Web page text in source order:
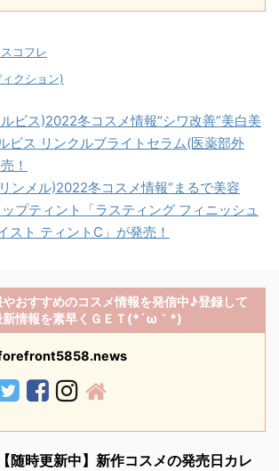
コフレ
クション)
ビス)2022冬コスメ情報“シワ改善”美白美
ビス リンクルブライトセラム(医薬部外
！
ンメル)2022冬コスメ情報“まるで美容
プティント「ラスティング フィニッシュ
スト ティントC」が発売！
おすすめのコスメ情報を発信中♪登録して
新情報を素早くＧＥＴ(*´ω｀*)
【随時更新中】新作コスメの発売日カレ